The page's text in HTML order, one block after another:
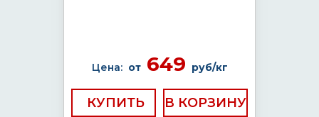
Цена: от649 руб/кг
КУПИТЬ